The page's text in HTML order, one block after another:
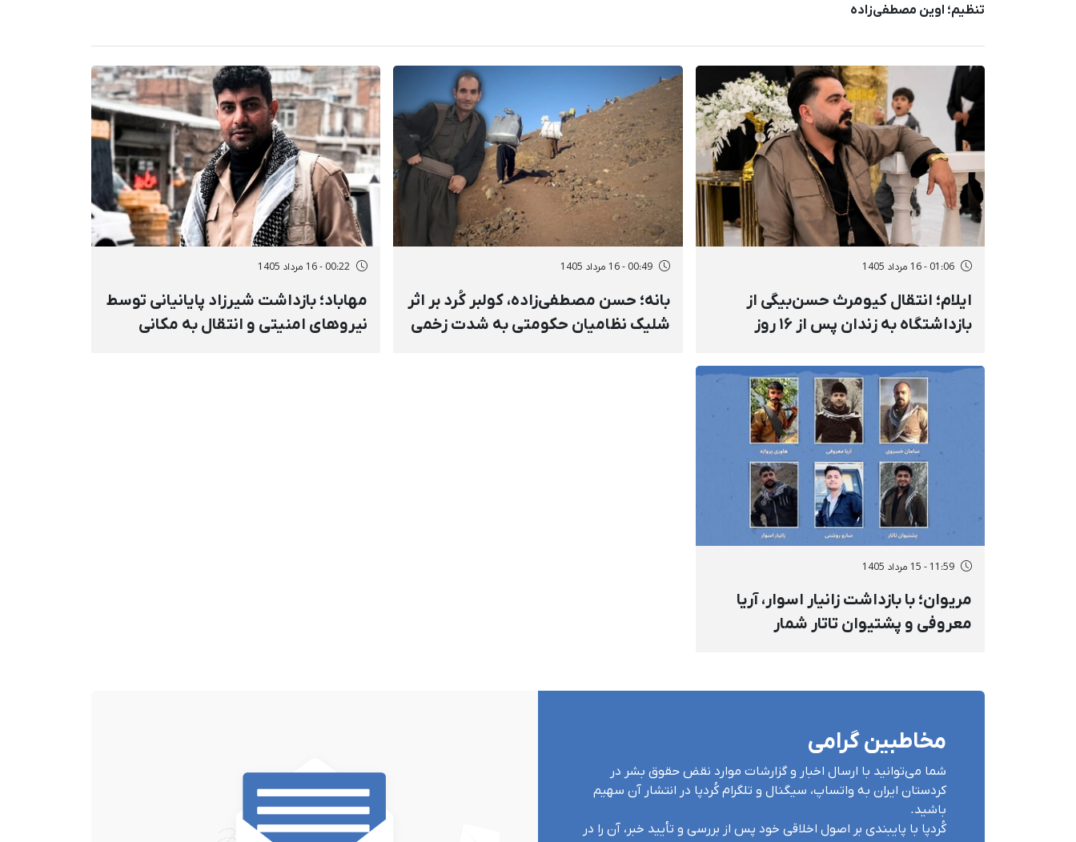
تنظیم؛ اوین مصطفی‌زاده
01:06 - 16 مرداد 1405
ایلام؛ انتقال کیومرث حسن‌بیگی از
بازداشتگاه به زندان پس از ۱۶ روز
00:49 - 16 مرداد 1405
بانه؛ حسن مصطفی‌زاده، کولبر کُرد بر اثر
شلیک نظامیان حکومتی به شدت زخمی
00:22 - 16 مرداد 1405
مهاباد؛ بازداشت شیرزاد پایانیانی توسط
نیروهای امنیتی و انتقال به مکانی
11:59 - 15 مرداد 1405
مریوان؛ با بازداشت زانیار اسوار، آریا
معروفی و پشتیوان تاتار شمار
مخاطبین گرامی
شما می‌توانید با ارسال اخبار و گزارشات موارد نقض حقوق بشر در
کردستان ایران بە واتساپ، سیگنال و تلگرام کُردپا در انتشار آن سهیم
باشید.
کُردپا با پایبندی بر اصول اخلاقی خود پس از بررسی و تأیید خبر، آن را در